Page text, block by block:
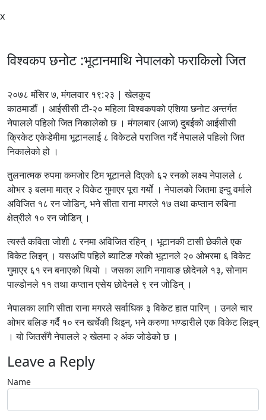
x
विश्वकप छनोट :भूटानमाथि नेपालको फराकिलो जित
२०७८ मंसिर ७, मंगलवार १९:२३ | खेलकुद
काठमाडौं । आईसीसी टी-२० महिला विश्वकपको एशिया छनोट अन्तर्गत
नेपालले पहिलो जित निकालेको छ । मंगलबार (आज) दुबईको आईसीसी
क्रिकेट एकेडेमीमा भूटानलाई ८ विकेटले पराजित गर्दै नेपालले पहिलो जित
निकालेको हो ।
तुलनात्मक रुपमा कमजोर टिम भूटानले दिएको ६२ रनको लक्ष्य नेपालले ८
ओभर ३ बलमा मात्र २ विकेट गुमाएर पूरा गर्योे । नेपालको जितमा इन्दु वर्माले
अविजित १८ रन जोडिन्, भने सीता राना मगरले १७ तथा कप्तान रुबिना
क्षेत्रीले १० रन जोडिन् ।
त्यस्तै कविता जोशी ८ रनमा अविजित रहिन् । भूटानकी टासी छेकीले एक
विकेट लिइन् । यसअघि पहिले ब्याटिङ गरेको भूटानले २० ओभरमा ६ विकेट
गुमाएर ६१ रन बनाएको थियो । जसका लागि नगावाङ छोदेनले १३, सोनाम
पाल्डोनले ११ तथा कप्तान एसेय छोदेनले ९ रन जोडिन् ।
नेपालका लागि सीता राना मगरले सर्वाधिक ३ विकेट हात पारिन् । उनले चार
ओभर बलिङ गर्दै १० रन खर्चेकी थिइन्, भने करुणा भण्डारीले एक विकेट लिइन्
। यो जितसँगै नेपालले २ खेलमा २ अंक जोडेको छ ।
Leave a Reply
Name